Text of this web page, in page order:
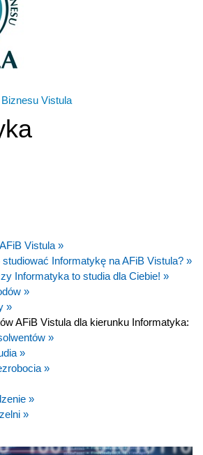
Vistula
Vistula »
Informatykę na AFiB Vistula? »
Informatyka to studia dla Ciebie! »
»
»
AFiB Vistula dla kierunku Informatyka:
»
»
»
»
»